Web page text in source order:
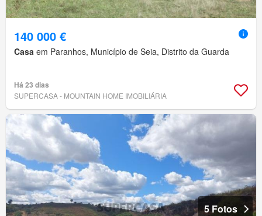
140 000 €
Casa em Paranhos, Município de Seia, Distrito da Guarda
Há 23 dias
SUPERCASA - MOUNTAIN HOME IMOBILIÁRIA
5 Fotos